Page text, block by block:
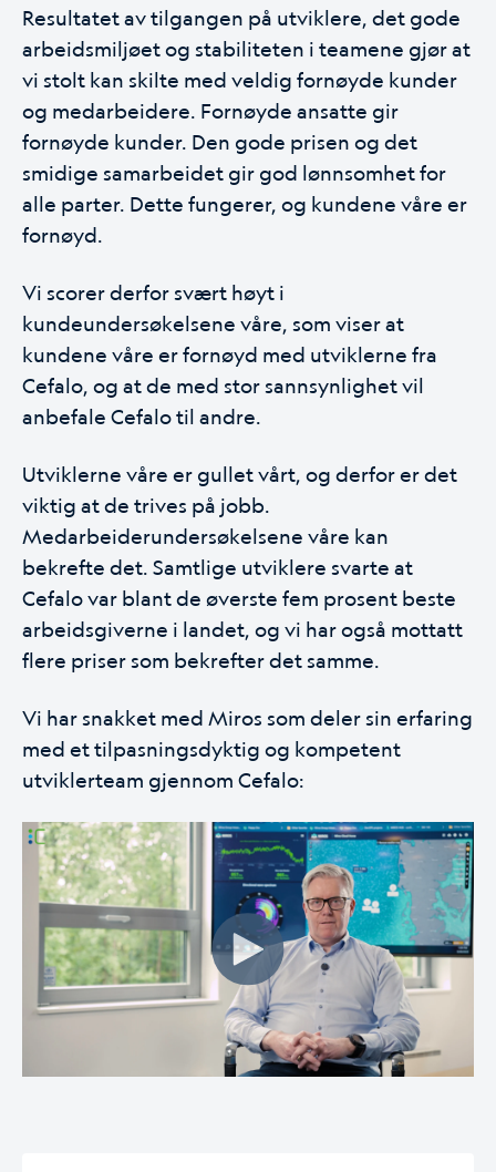
Resultatet av tilgangen på utviklere, det gode
arbeidsmiljøet og stabiliteten i teamene gjør at
vi stolt kan skilte med veldig fornøyde kunder
og medarbeidere. Fornøyde ansatte gir
fornøyde kunder. Den gode prisen og det
smidige samarbeidet gir god lønnsomhet for
alle parter. Dette fungerer, og kundene våre er
fornøyd.
Vi scorer derfor svært høyt i
kundeundersøkelsene våre, som viser at
kundene våre er fornøyd med utviklerne fra
Cefalo, og at de med stor sannsynlighet vil
anbefale Cefalo til andre.
Utviklerne våre er gullet vårt, og derfor er det
viktig at de trives på jobb.
Medarbeiderundersøkelsene våre kan
bekrefte det. Samtlige utviklere svarte at
Cefalo var blant de øverste fem prosent beste
arbeidsgiverne i landet, og vi har også mottatt
flere priser som bekrefter det samme.
Vi har snakket med Miros som deler sin erfaring
med et tilpasningsdyktig og kompetent
utviklerteam gjennom Cefalo: